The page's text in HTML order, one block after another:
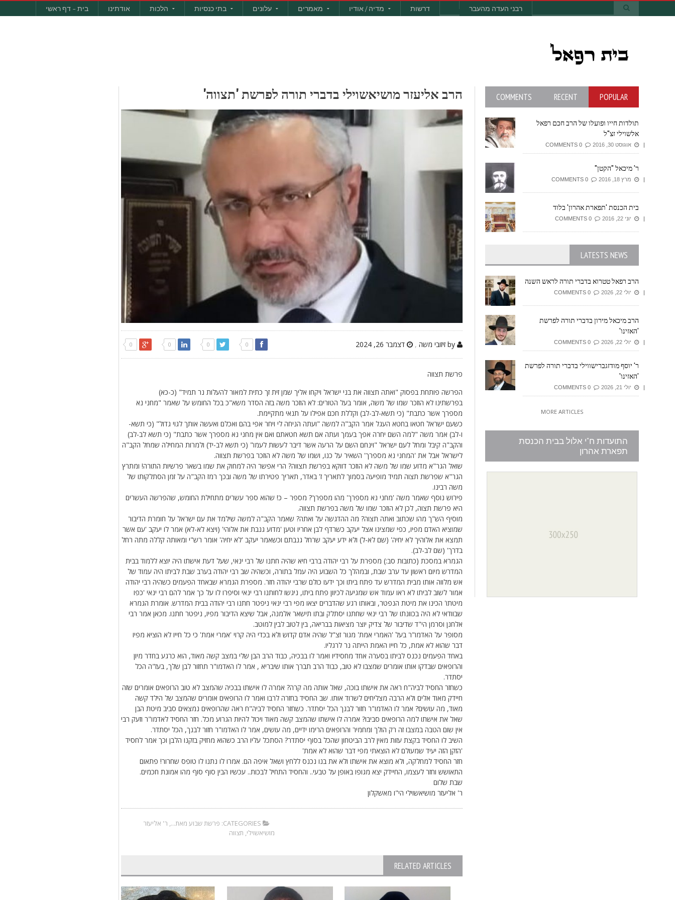
בית – דף ראשי אודתינו הלכות בתי כנסיות עלונים מאמרים מדיה / אודיו דרשות רבני העדה מהעבר
הרב אליעזר מושיאשוילי בדברי תורה לפרשת 'תצווה'
0
0
0
0 , דצמבר 26, 2024
פרשת תצווה
הפרשה פותחת בפסוק "ואתה תצווה את בני ישראל ויקחו אליך שמן זית זך כתית למאור להעלות נר תמיד" (כ-כא)
בפרשתינו לא הוזכר שמו של משה, אומר בעל הטורים: לא הוזכר משה בזה הסדר משא"כ בכל החומש על שאמר "מחני נא
מספרך אשר כתבת" (כי תשא-לב-לב) וקללת חכם אפילו על תנאי מתקיימת.
כשעם ישראל חטאו בחטא העגל אמר הקב"ה למשה "ועתה הניחה לי ויחר אפי בהם ואכלם ואעשה אותך לגוי גדול" (כי תשא-
ו-לב) אמר משה "למה השם יחרה אפך בעמך ועתה אם תשא חטאתם ואם אין מחני נא מספרך אשר כתבת" (כי תשא לב-לב)
והקב"ה קיבל ומחל לעם ישראל "וינחם השם על הרעה אשר דיבר לעשות לעמו" (כי תשא לב-יד) ולמרות המחילה שמחל הקב"ה
לישראל אבל את 'המחני נא מספרך' השאיר על כנו, ושמו של משה לא הוזכר בפרשת תצווה.
שואל הגר"א מדוע שמו של משה לא הוזכר דווקא בפרשת תצווה? הרי אפשר היה למחוק את שמו בשאר פרשיות התורה! ומתרץ
הגר"א שפרשת תצוה תמיד מופיעה בסמוך לתאריך ז' באדר, תאריך פטירתו של משה ובכך רמז הקב"ה על זמן הסתלקותו של
משה רבינו.
פירוש נוסף שאמר משה 'מחני נא מספרך' מהו מספרך? מספר – כ! שהוא ספר עשרים מתחילת החומש, שהפרשה העשרים
היא פרשת תצוה, לכן לא הוזכר שמו של משה בפרשת תצווה.
מוסיף הש"ך מהו שכתוב ואתה תצוה? מה ההדגשה על ואתה? שאמר הקב"ה למשה שילמד את עם ישראל על חומרת הדיבור
שמוציא האדם מפיו, כפי שמצינו אצל יעקב כשרדף לבן אחריו וטען 'מדוע גנבת את אלוהי' (ויצא לא-לא) אמר לו יעקב 'עם אשר
תמצא את אלוהיך לא יחיה' (שם לא-ל) ולא ידע יעקב שרחל גנבתם וכשאמר יעקב 'לא יחיה' אומר רש"י ומאותה קללה מתה רחל
בדרך' (שם לב-לב).
הגמרא במסכת (כתובות סב:) מספרת על רבי יהודה ברבי חיא שהיה חתנו של רבי ינאי, שעל דעת אישתו היה יוצא ללמוד בבית
המדרש מיום ראשון עד ערב שבת, ובמהלך כל השבוע היה עמל בתורה, וכשהיה שב רבי יהודה בערב שבת לביתו היה עמוד של
אש מלווה אותו מבית המדרש עד פתח ביתו וכך ידעו כולם שרבי יהודה חזר. מספרת הגמרא שבאחד הפעמים כשהיה רבי יהודה
אמור לשוב לביתו לא ראו עמוד אש שמגיעה לכיוון פתח ביתו, ניגשו לחותנו רבי ינאי וסיפרו לו על כך אמר להם רבי ינאי 'כפו
מיטתו' הכינו את מיטת הנפטר, ובאותו רגע שהדברים יצאו מפי רבי ינאי ניפטר חתנו רבי יהודה בבית המדרש. אומרת הגמרא
שבוודאי לא היה בכוונתו של רבי ינאי שחתנו יסתלק ובתו תישאר אלמנה, אבל שיצא הדיבור מפיו, ניפטר חתנו. מכאן אמר רבי
אלחנן וסרמן הי"ד שדיבור של צדיק יוצר מציאות בבריאה, בין לטוב לבין למוטב.
מסופר על האדמו"ר בעל 'האמרי אמת' מגור זצ"ל שהיה אדם קדוש ולא בכדי היה קרוי 'אמרי אמת' כי כל חייו לא הוציא מפיו
דבר שהוא לא אמת, כל חייו האמת הייתה נר לרגליו.
באחד הפעמים נכנס לביתו בסערה אחד מחסידיו ואמר לו בבכיה, כבוד הרב הבן שלי במצב קשה מאוד, הוא כרגע בחדר מיון
והרופאים שבדקו אותו אומרים שמצבו לא טוב, כבוד הרב תברך אותו שיבריא , אמר לו האדמו"ר תחזור לבן שלך, בעז"ה הכל
יסתדר.
כשחזר החסיד לביה"ח ראה את אישתו בוכה, שאל אותה מה קרה? אמרה לו אישתו בבכיה שהמצב לא טוב הרופאים אומרים שזה
חיידק מאוד אלים ולא הרבה מצליחים לשרוד אותו. שב החסיד בחזרה לרבו ואמר לו הרופאים אומרים שהמצב של הילד קשה
מאוד, מה עושים? אמר לו האדמו"ר חזור לבנך הכל יסתדר. כשחזר החסיד לביה"ח ראה שהרופאים נמצאים סביב מיטת הבן
שאל את אישתו למה הרופאים סביבו? אמרה לו אישתו שהמצב קשה מאוד ויכול להיות הגרוע מכל. חזר החסיד לאדמו"ר וזעק רבי
אין שום הטבה במצבו זה רק הולך ומחמיר והרופאים הרימו ידיים, מה עושים, אמר לו האדמו"ר חזור לבנך, הכל יסתדר.
השיב לו החסיד בקצת עזות מאין לרב הביטחון שהכל בסוף יסתדר? הסתכל עליו הרב כשהוא מחזיק בזקנו הלבן וכך אמר לחסיד
'הזקן הזה יעיד שמעולם לא הוצאתי מפי דבר שהוא לא אמת'
חזר החסיד למחלקה, ולא מוצא את אישתו ולא את בנו נכנס ללחץ ושאל איפה הם. אמרו לו נתנו לו טופס שחרור! פתאום
התאושש וחזר לעצמו, החיידק יצא מגופו באופן על טבעי.. והחסיד התחיל לבכות.. עכשיו הבין סוף סוף מהו אמונת חכמים.
שבת שלום
ר' אליעזר מושיאשוילי הי"ו מאשקלון
פרשת שבוע מאת..., ר' אליעזר
מושיאשוילי, תצווה
RELATED ARTICLES
POPULAR
RECENT
COMMENTS
תולדות חייו ופועלו של הרב חכם רפאל
אלשוילי זצ"ל
אוגוסט 30, 2016
ר' מיכאל "הקטן"
מרץ 18, 2016
בית הכנסת 'תפארת אהרון' בלוד
יוני 22, 2016
LATESTS NEWS
הרב רפאל טטרוא בדברי תורה לראש השנה
יולי 22, 2026
הרב מיכאל מירון בדברי תורה לפרשת
'האזינו'
יולי 22, 2026
ר' יוסף מודזגברישווילי בדברי תורה לפרשת
'האזינו'
יולי 21, 2026
MORE ARTICLES
התועדות ח"י אלול בבית הכנסת
תפארת אהרון